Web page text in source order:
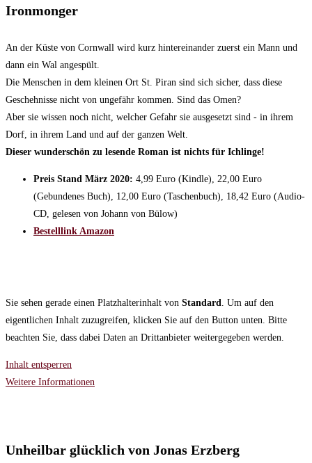
Ironmonger
An der Küste von Cornwall wird kurz hintereinander zuerst ein Mann und
dann ein Wal angespült.
Die Menschen in dem kleinen Ort St. Piran sind sich sicher, dass diese
Geschehnisse nicht von ungefähr kommen. Sind das Omen?
Aber sie wissen noch nicht, welcher Gefahr sie ausgesetzt sind - in ihrem
Dorf, in ihrem Land und auf der ganzen Welt.
Dieser wunderschön zu lesende Roman ist nichts für Ichlinge!
Preis Stand März 2020: 4,99 Euro (Kindle), 22,00 Euro
(Gebundenes Buch), 12,00 Euro (Taschenbuch), 18,42 Euro (Audio-
CD, gelesen von Johann von Bülow)
Bestelllink Amazon
Sie sehen gerade einen Platzhalterinhalt von Standard. Um auf den
eigentlichen Inhalt zuzugreifen, klicken Sie auf den Button unten. Bitte
beachten Sie, dass dabei Daten an Drittanbieter weitergegeben werden.
Inhalt entsperren
Weitere Informationen
Unheilbar glücklich von Jonas Erzberg